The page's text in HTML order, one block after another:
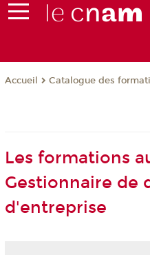
Accueil Catalogue des
Les formations
Gestionnaire de
d'entreprise